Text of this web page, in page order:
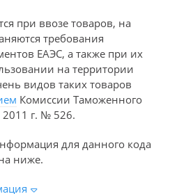
при ввозе товаров, на
требования
ЕАЭС, а также при их
на территории
видов таких товаров
Комиссии Таможенного
2011 г. № 526.
для данного кода
ниже.